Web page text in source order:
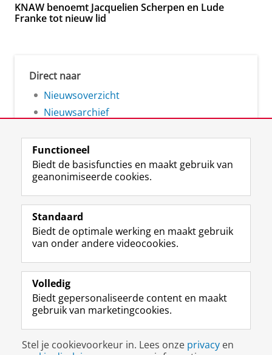
KNAW benoemt Jacquelien Scherpen en Lude
Franke tot nieuw lid
Direct naar
Nieuwsoverzicht
Nieuwsarchief
Volg de RUG
F
a
e
b
o
p
a
i
n
L
i
k
e
I
-
p
g
i
R
S
-
f
e
R
k
s
I
n
t
r
m
c
c
Y
o
T
e
k
a
a
Studiekiezers
Alumni
Over ons
Disclaimer & Copyright
Inloggen
Functioneel
Biedt de basisfuncties en maakt gebruik van
geanonimiseerde cookies.
Standaard
Biedt de optimale werking en maakt gebruik
van onder andere videocookies.
Volledig
Biedt gepersonaliseerde content en maakt
gebruik van marketingcookies.
Stel je cookievoorkeur in. Lees onze privacy en